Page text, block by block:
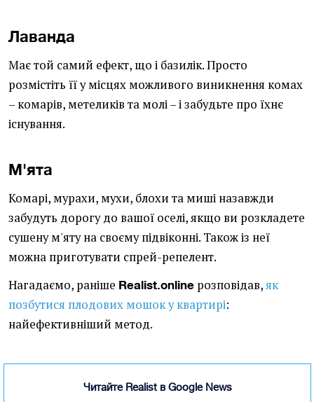
Лаванда
Має той самий ефект, що і базилік. Просто
розмістіть її у місцях можливого виникнення комах
– комарів, метеликів та молі – і забудьте про їхнє
існування.
М'ята
Комарі, мурахи, мухи, блохи та миші назавжди
забудуть дорогу до вашої оселі, якщо ви розкладете
сушену м'яту на своєму підвіконні. Також із неї
можна приготувати спрей-репелент.
Нагадаємо, раніше Realist.online розповідав,як
позбутися плодових мошок у квартирі:
найефективніший метод.
Читайте Realist в Google News